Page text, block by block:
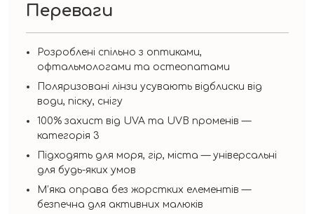
Переваги
Розроблені спільно з оптиками,
офтальмологами та остеопатами
Поляризовані лінзи усувають відблиски від
води, піску, снігу
100% захист від UVA та UVB променів —
категорія 3
Підходять для моря, гір, міста — універсальні
для будь-яких умов
М’яка оправа без жорстких елементів —
безпечна для активних малюків